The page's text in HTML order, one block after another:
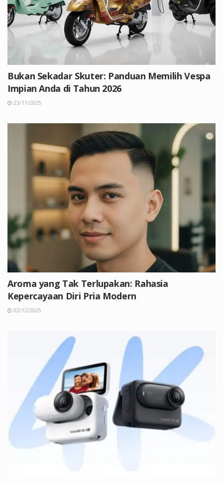
Bukan Sekadar Skuter: Panduan Memilih Vespa
Impian Anda di Tahun 2026
23/11/2025
Aroma yang Tak Terlupakan: Rahasia
Kepercayaan Diri Pria Modern
02/12/2025